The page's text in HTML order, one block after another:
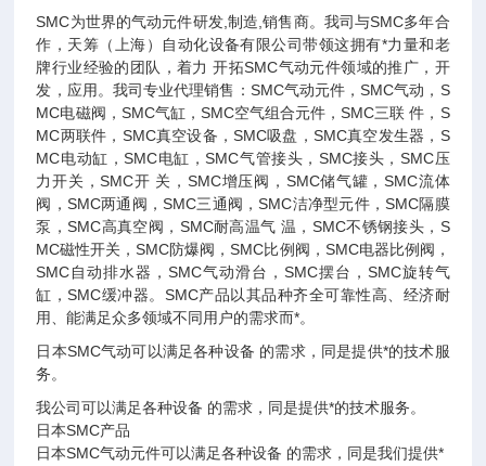
SMC为世界的气动元件研发,制造,销售商。我司与SMC多年合
作，天筹（上海）自动化设备有限公司带领这拥有*力量和老
牌行业经验的团队，着力 开拓SMC气动元件领域的推广，开
发，应用。我司专业代理销售：SMC气动元件，SMC气动，S
MC电磁阀，SMC气缸，SMC空气组合元件，SMC三联 件，S
MC两联件，SMC真空设备，SMC吸盘，SMC真空发生器，S
MC电动缸，SMC电缸，SMC气管接头，SMC接头，SMC压
力开关，SMC开 关，SMC增压阀，SMC储气罐，SMC流体
阀，SMC两通阀，SMC三通阀，SMC洁净型元件，SMC隔膜
泵，SMC高真空阀，SMC耐高温气 温，SMC不锈钢接头，S
MC磁性开关，SMC防爆阀，SMC比例阀，SMC电器比例阀，
SMC自动排水器，SMC气动滑台，SMC摆台，SMC旋转气
缸，SMC缓冲器。SMC产品以其品种齐全可靠性高、经济耐
用、能满足众多领域不同用户的需求而*。
日本SMC气动可以满足各种设备 的需求，同是提供*的技术服
务。
我公司可以满足各种设备 的需求，同是提供*的技术服务。
日本SMC产品
日本SMC气动元件可以满足各种设备 的需求，同是我们提供*